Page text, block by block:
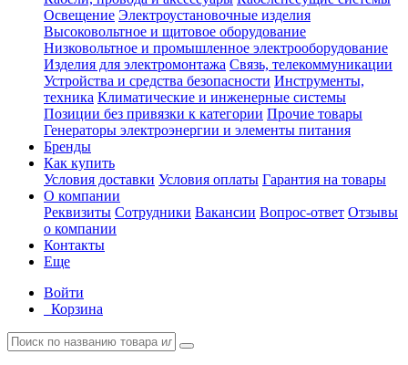
Освещение Электроустановочные изделия
Высоковольтное и щитовое оборудование
Низковольтное и промышленное электрооборудование
Изделия для электромонтажа Связь, телекоммуникации
Устройства и средства безопасности Инструменты,
техника Климатические и инженерные системы
Позиции без привязки к категории Прочие товары
Генераторы электроэнергии и элементы питания
Бренды
Как купить
Условия доставки Условия оплаты Гарантия на товары
О компании
Реквизиты Сотрудники Вакансии Вопрос-ответ Отзывы
о компании
Контакты
Еще
Войти
Корзина